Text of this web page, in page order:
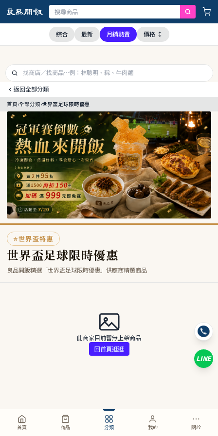
證，本公司全品項與上游供應商均未採用問題油品，請安心購買食用
首頁 商品 分類 我的 關於
綜合 最新 月銷熱賣 價格 ↕
返回全部分類
首頁›全部分類›世界盃足球限時優惠
⭐世界盃特惠
世界盃足球限時優惠
良品開飯精選「世界盃足球限時優惠」供應商精選商品
此商家目前暫無上架商品
回首頁逛逛
LINE